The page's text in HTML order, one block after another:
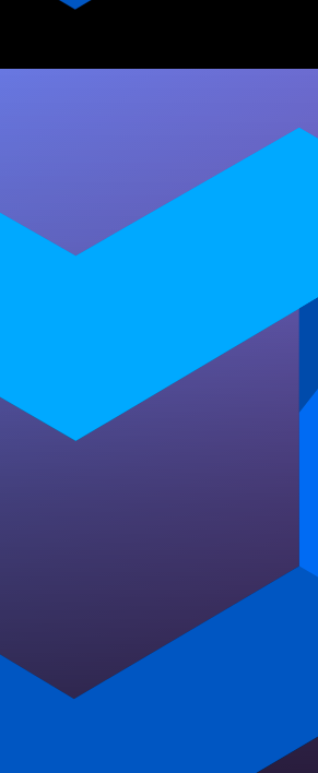
de prescrever
a Millbody é a plataforma
de alongamento e
que querem autonomia, app…